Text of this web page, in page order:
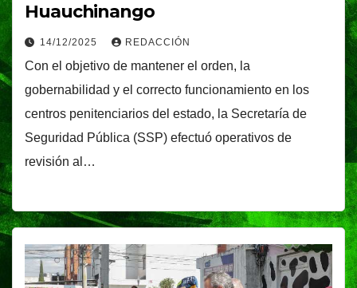
Huauchinango
14/12/2025 REDACCIÓN
Con el objetivo de mantener el orden, la
gobernabilidad y el correcto funcionamiento en los
centros penitenciarios del estado, la Secretaría de
Seguridad Pública (SSP) efectuó operativos de
revisión al…